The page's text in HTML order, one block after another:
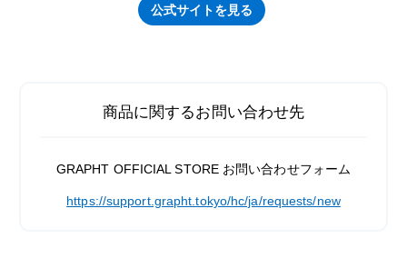
公式サイトを見る
商品に関するお問い合わせ先
GRAPHT OFFICIAL STORE お問い合わせフォーム
https://support.grapht.tokyo/hc/ja/requests/new